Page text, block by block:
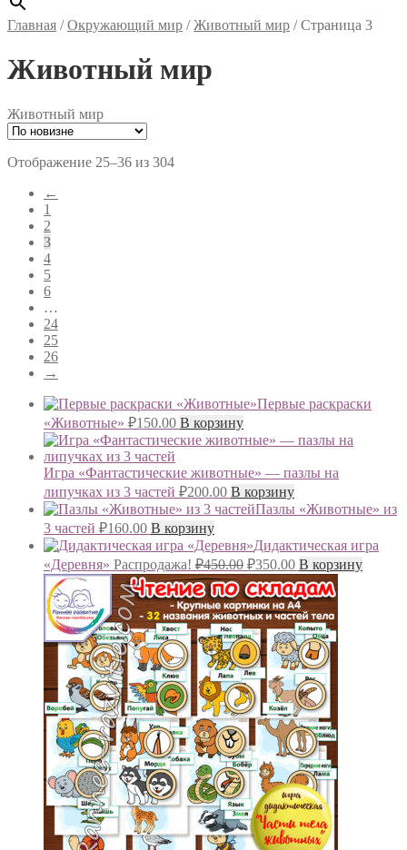
Главная /Окружающий мир /Животный мир /Страница 3
Животный мир
Животный мир
Отображение 25–36 из 304Сортировка:
←
1
2
3
4
5
6
…
24
25
26
→
Первые раскраски
«Животные» ₽150.00 В корзину
Игра «Фантастические животные» — пазлы на
липучках из 3 частей ₽200.00 В корзину
Пазлы «Животные» из
3 частей ₽160.00 В корзину
Дидактическая игра
«Деревня» Распродажа! ₽450.00 Первоначальная
цена
составляла
₽450.00.
₽350.00Текущая
цена:
₽350.00.
В корзину